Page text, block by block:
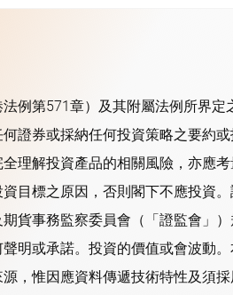
例第571章）及其附屬法例所界
證券或採納任何投資策略之要約
理解投資產品的相關風險，亦應
目標之原因，否則閣下不應投資
貨事務監察委員會（「證監會」
明或承諾。投資的價值或會波動
，惟因應資料傳遞技術特性及須